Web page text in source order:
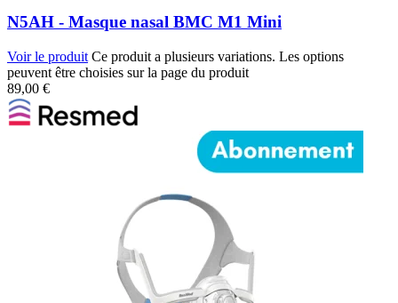
N5AH - Masque nasal BMC M1 Mini
Voir le produit Ce produit a plusieurs variations. Les options
peuvent être choisies sur la page du produit
89,00 €